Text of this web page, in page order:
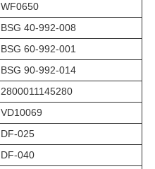
WF0650
BSG 40-992-008
BSG 60-992-001
BSG 90-992-014
2800011145280
VD10069
DF-025
DF-040